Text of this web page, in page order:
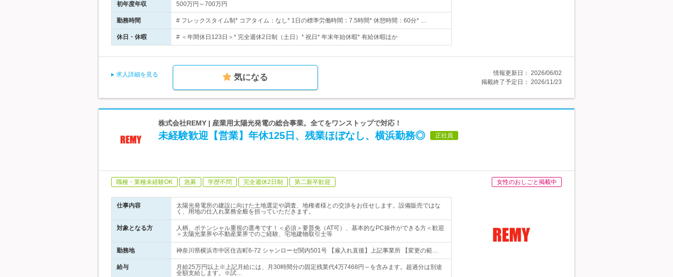
初年度年収 500万円～700万円
勤務時間 # フレックスタイム制* コアタイム：なし* 1日の標準労働時間：7.5時間* 休憩時間：60分* …
休日・休暇 # ＜年間休日123日＞* 完全週休2日制（土日）* 祝日* 年末年始休暇* 有給休暇ほか
求人詳細を見る 気になる 情報更新日： 2026/06/02
掲載終了予定日： 2026/11/23
株式会社REMY | 産業用太陽光発電の総合事業。全てをワンストップで対応！
未経験歓迎【営業】年休125日、残業ほぼなし、横浜勤務◎ 正社員
職種・業種未経験OK 急募 学歴不問 完全週休2日制 第二新卒歓迎 女性のおしごと掲載中
仕事内容
太陽光発電所の建設に向けた土地選定や調査、地権者様との交渉をお任せします。設備販売ではな
く、用地の仕入れ業務全般を担っていただきます。
対象となる方
人柄、ポテンシャル重視の選考です！＜必須＞要普免（AT可）、基本的なPC操作ができる方＜歓迎
＞太陽光業界や不動産業界でのご経験、宅地建物取引士等
勤務地 神奈川県横浜市中区住吉町6-72 シャンローゼ関内501号 【雇入れ直後】上記事業所 【変更の範…
給与
月給25万円以上※上記月給には、月30時間分の固定残業代4万7468円～を含みます。超過分は別途
全額支給します。※試…